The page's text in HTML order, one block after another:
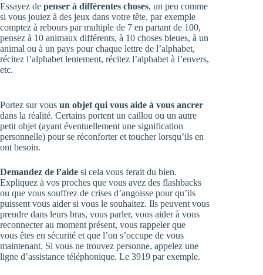
Essayez de penser à différentes choses, un peu comme
si vous jouiez à des jeux dans votre tête, par exemple
comptez à rebours par multiple de 7 en partant de 100,
pensez à 10 animaux différents, à 10 choses bleues, à un
animal ou à un pays pour chaque lettre de l’alphabet,
récitez l’alphabet lentement, récitez l’alphabet à l’envers,
etc.
Portez sur vous un objet qui vous aide à vous ancrer
dans la réalité. Certains portent un caillou ou un autre
petit objet (ayant éventuellement une signification
personnelle) pour se réconforter et toucher lorsqu’ils en
ont besoin.
Demandez de l’aide si cela vous ferait du bien.
Expliquez à vos proches que vous avez des flashbacks
ou que vous souffrez de crises d’angoisse pour qu’ils
puissent vous aider si vous le souhaitez. Ils peuvent vous
prendre dans leurs bras, vous parler, vous aider à vous
reconnecter au moment présent, vous rappeler que
vous êtes en sécurité et que l’on s’occupe de vous
maintenant. Si vous ne trouvez personne, appelez une
ligne d’assistance téléphonique. Le 3919 par exemple.